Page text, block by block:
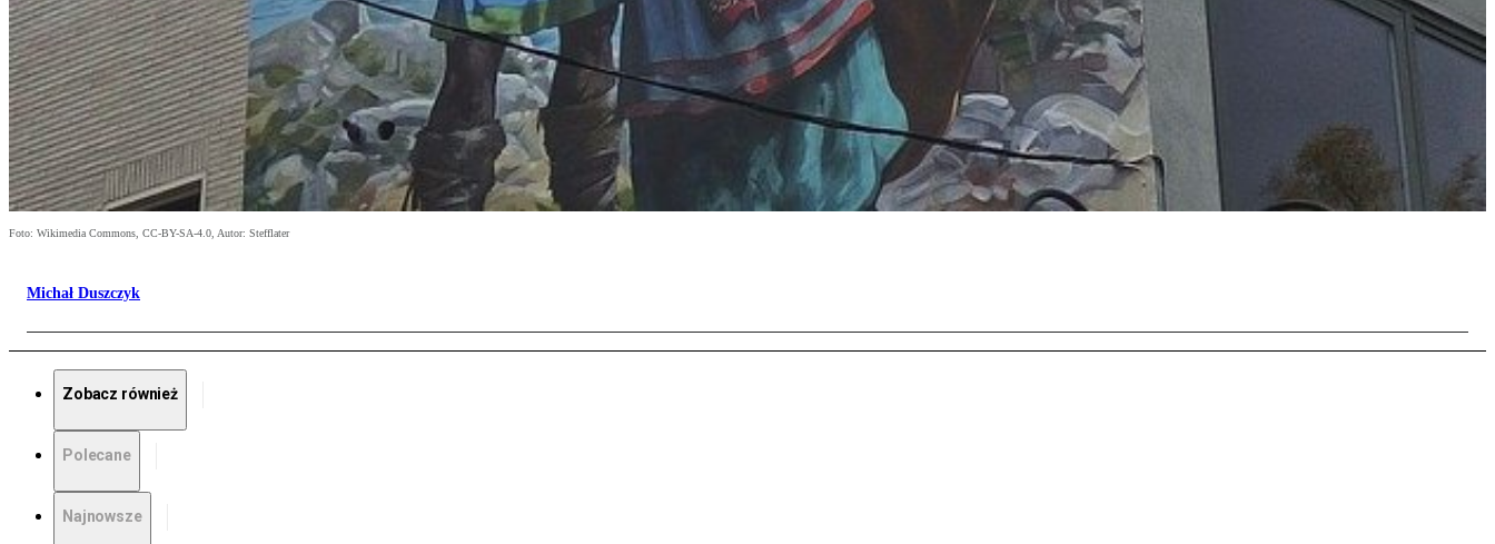
Foto: Wikimedia Commons, CC-BY-SA-4.0, Autor: Stefflater
Michał Duszczyk
Zobacz również
Polecane
Najnowsze